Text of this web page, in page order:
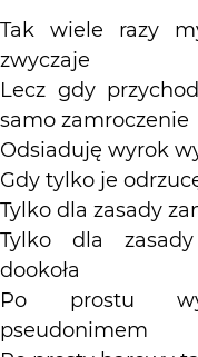
Tak wiele razy
zwyczaje
Lecz gdy
samo zamroczenie
Odsiaduję wyrok
Gdy tylko je
Tylko dla zasady
Tylko dla
dookoła
Po prostu
pseudonimem